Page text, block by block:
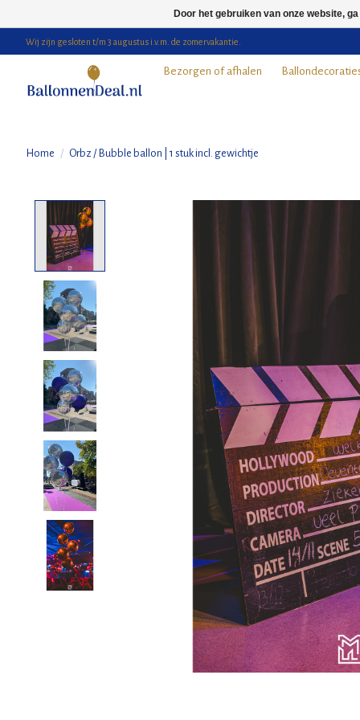
Wij zijn gesloten t/m 3 augustus i.v.m. de zomervakantie.
Bezorgen of afhalen
Home / Orbz / Bubble ballon | 1 stuk incl. gewichtje
Product image slideshow Items
Door het gebruiken van onze website,